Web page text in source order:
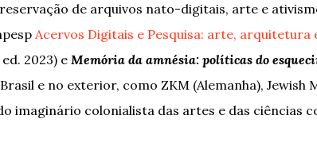
de arquivos nato-digitais, arte e
Acervos Digitais e Pesquisa: arte, arquitetura
2023) e Memória da amnésia: políticas do
e no exterior, como ZKM (Alemanha), Jewish
imaginário colonialista das artes e das ciências